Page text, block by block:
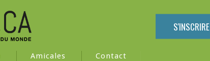
Amicales Contact
S'INSCRIRE